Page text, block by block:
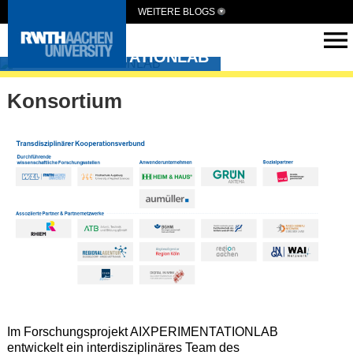
WEITERE BLOGS
AIXPERIMENTATIONLAB
Konsortium
Im Forschungsprojekt AIXPERIMENTATIONLAB
entwickelt ein interdisziplinäres Team des